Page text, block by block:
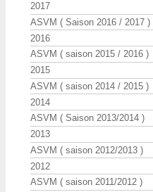
2017
ASVM ( Saison 2016 / 2017 )
2016
ASVM ( saison 2015 / 2016 )
2015
ASVM ( saison 2014 / 2015 )
2014
ASVM ( Saison 2013/2014 )
2013
ASVM ( saison 2012/2013 )
2012
ASVM ( saison 2011/2012 )